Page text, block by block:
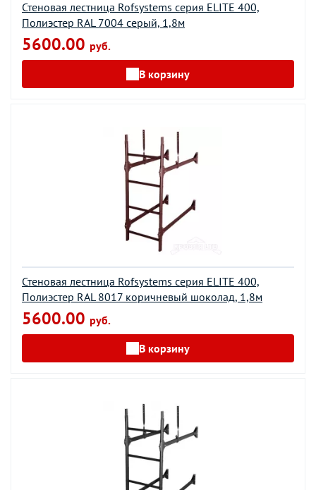
Стеновая лестница Rofsystems серия ELITE 400,
Полиэстер RAL 7004 серый, 1,8м
5600.00 руб.
В корзину
Стеновая лестница Rofsystems серия ELITE 400,
Полиэстер RAL 8017 коричневый шоколад, 1,8м
5600.00 руб.
В корзину